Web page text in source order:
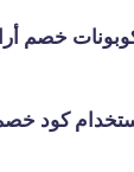
خصم
كود خصم